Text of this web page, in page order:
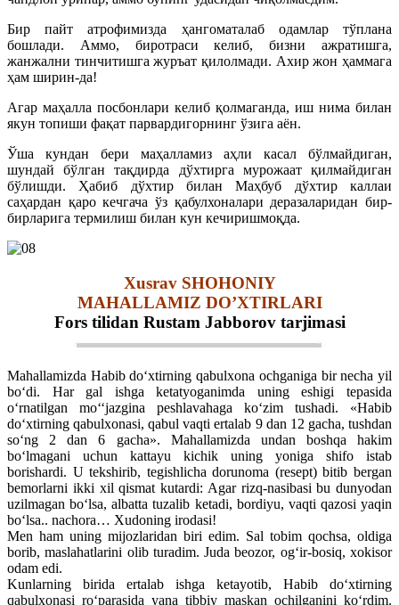
Бир пайт атрофимизда ҳангоматалаб одамлар тўплана
бошлади. Аммо, биротраси келиб, бизни ажратишга,
жанжални тинчитишга журъат қилолмади. Ахир жон ҳаммага
ҳам ширин-да!
Агар маҳалла посбонлари келиб қолмаганда, иш нима билан
якун топиши фақат парвардигорнинг ўзига аён.
Ўша кундан бери маҳалламиз аҳли касал бўлмайдиган,
шундай бўлган тақдирда дўхтирга мурожаат қилмайдиган
бўлишди. Ҳабиб дўхтир билан Маҳбуб дўхтир каллаи
саҳардан қаро кечгача ўз қабулхоналари деразаларидан бир-
бирларига термилиш билан кун кечиришмоқда.
Xusrav SHOHONIY
MAHALLAMIZ DO’XTIRLARI
Fors tilidan Rustam Jabborov tarjimasi
Mahallamizda Habib do‘xtirning qabulxona ochganiga bir necha yil
bo‘di. Har gal ishga ketatyoganimda uning eshigi tepasida
o‘rnatilgan mo‘‘jazgina peshlavahaga ko‘zim tushadi. «Habib
do‘xtirning qabulxonasi, qabul vaqti ertalab 9 dan 12 gacha, tushdan
so‘ng 2 dan 6 gacha». Mahallamizda undan boshqa hakim
bo‘lmagani uchun kattayu kichik uning yoniga shifo istab
borishardi. U tekshirib, tegishlicha dorunoma (resept) bitib bergan
bemorlarni ikki xil qismat kutardi: Agar rizq-nasibasi bu dunyodan
uzilmagan bo‘lsa, albatta tuzalib ketadi, bordiyu, vaqti qazosi yaqin
bo‘lsa.. nachora… Xudoning irodasi!
Men ham uning mijozlaridan biri edim. Sal tobim qochsa, oldiga
borib, maslahatlarini olib turadim. Juda beozor, og‘ir-bosiq, xokisor
odam edi.
Kunlarning birida ertalab ishga ketayotib, Habib do‘xtirning
qabulxonasi ro‘parasida yana tibbiy maskan ochilganini ko‘rdim.